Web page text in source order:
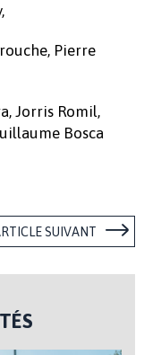
Pierre
Jorris Romil,
Bosca
SUIVANT